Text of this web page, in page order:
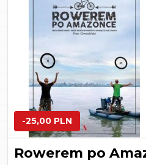
-25,00 PLN
Rowerem po